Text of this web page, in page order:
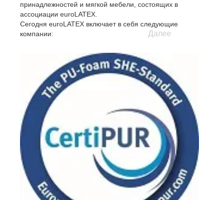
принадлежностей и мягкой мебели, состоящих в
ассоциации euroLATEX.
Сегодня euroLATEX включает в себя следующие
компании:
- Latexco N.V., Belgium
- Dunlopillo GmbH, Germany
- Gommagomma s.r.l., Italy
Далее